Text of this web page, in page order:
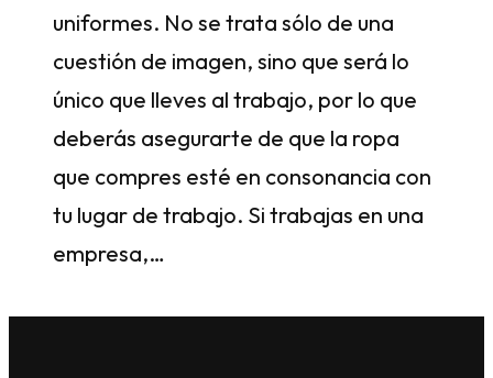
uniformes. No se trata sólo de una
cuestión de imagen, sino que será lo
único que lleves al trabajo, por lo que
deberás asegurarte de que la ropa
que compres esté en consonancia con
tu lugar de trabajo. Si trabajas en una
empresa,…